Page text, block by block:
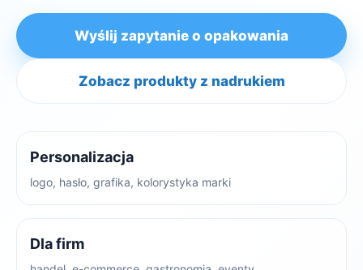
Wyślij zapytanie o opakowania
Zobacz produkty z nadrukiem
Personalizacja
logo, hasło, grafika, kolorystyka marki
Dla firm